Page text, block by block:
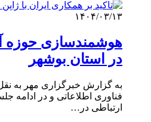
۱۴۰۴/۰۳/۱۳
هوشمندسازی حوزه
در استان بوشهر
به گزارش خبرگزاری مهر به
فناوری اطلاعاتی و در ادامه
ارتباطی در…